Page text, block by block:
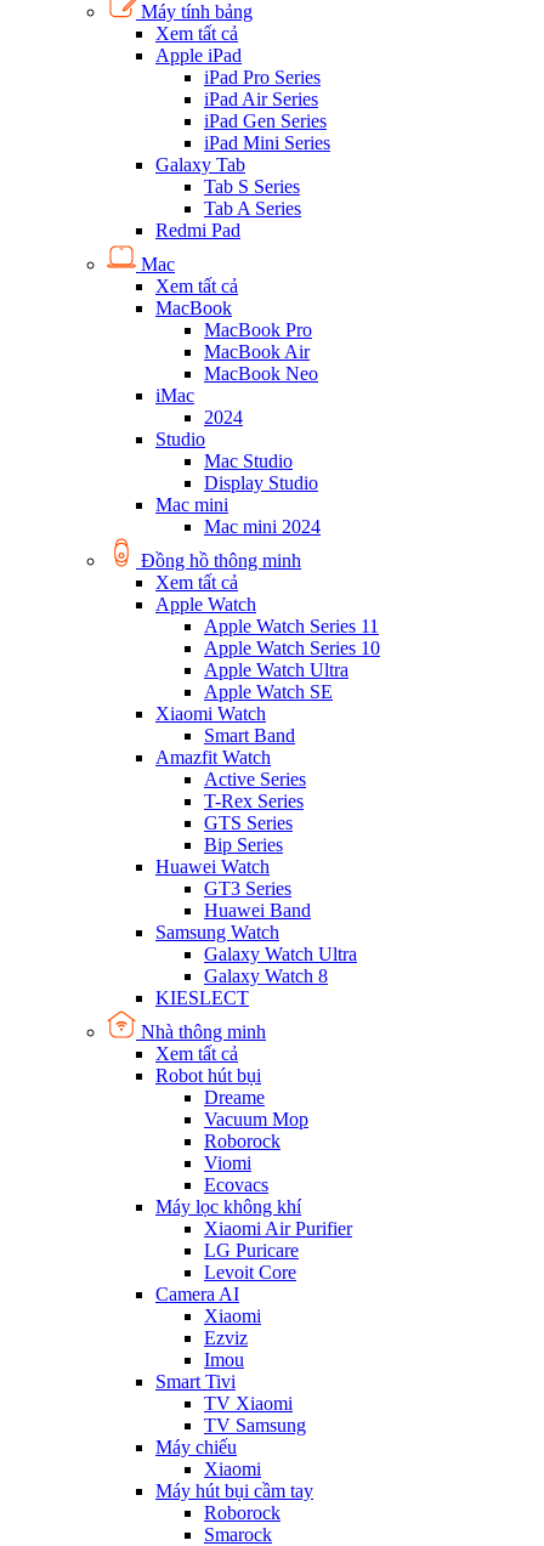
Máy tính bảng
Xem tất cả
Apple iPad
iPad Pro Series
iPad Air Series
iPad Gen Series
iPad Mini Series
Galaxy Tab
Tab S Series
Tab A Series
Redmi Pad
Mac
Xem tất cả
MacBook
MacBook Pro
MacBook Air
MacBook Neo
iMac
2024
Studio
Mac Studio
Display Studio
Mac mini
Mac mini 2024
Đồng hồ thông minh
Xem tất cả
Apple Watch
Apple Watch Series 11
Apple Watch Series 10
Apple Watch Ultra
Apple Watch SE
Xiaomi Watch
Smart Band
Amazfit Watch
Active Series
T-Rex Series
GTS Series
Bip Series
Huawei Watch
GT3 Series
Huawei Band
Samsung Watch
Galaxy Watch Ultra
Galaxy Watch 8
KIESLECT
Nhà thông minh
Xem tất cả
Robot hút bụi
Dreame
Vacuum Mop
Roborock
Viomi
Ecovacs
Máy lọc không khí
Xiaomi Air Purifier
LG Puricare
Levoit Core
Camera AI
Xiaomi
Ezviz
Imou
Smart Tivi
TV Xiaomi
TV Samsung
Máy chiếu
Xiaomi
Máy hút bụi cầm tay
Roborock
Smarock